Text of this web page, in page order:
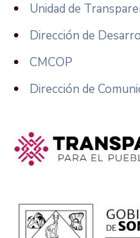
Unidad de
Dirección de
CMCOP
Dirección de